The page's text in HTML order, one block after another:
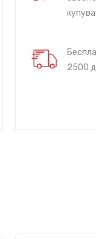
2500